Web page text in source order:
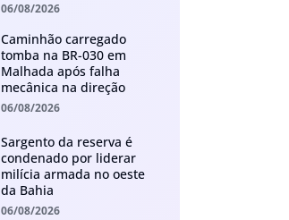
06/08/2026
Caminhão carregado
tomba na BR-030 em
Malhada após falha
mecânica na direção
06/08/2026
Sargento da reserva é
condenado por liderar
milícia armada no oeste
da Bahia
06/08/2026